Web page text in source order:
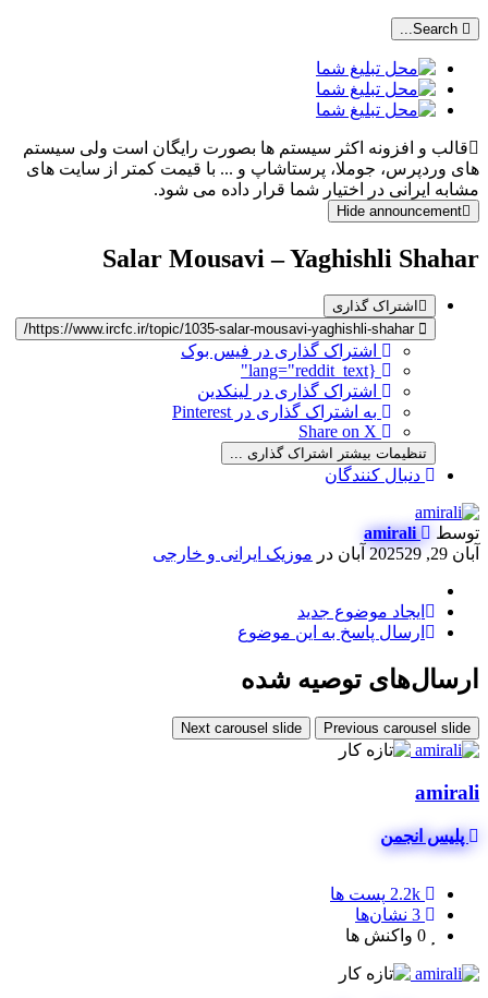
Search...
قالب و افزونه اکثر سیستم ها بصورت رایگان است ولی سیستم
های وردپرس، جوملا، پرستاشاپ و ... با قیمت کمتر از سایت های
مشابه ایرانی در اختیار شما قرار داده می شود.
Hide announcement
Salar Mousavi – Yaghishli Shahar
اشتراک گذاری
https://www.ircfc.ir/topic/1035-salar-mousavi-yaghishli-shahar/
اشتراک گذاری در فیس بوک
{lang="reddit_text"
اشتراک گذاری در لینکدین
به اشتراک گذاری در Pinterest
Share on X
تنظیمات بیشتر اشتراک گذاری ...
دنبال کنندگان
توسط
amirali
آبان 29, 2025
29 آبان در موزیک ایرانی و خارجی
ایجاد موضوع جدید
ارسال پاسخ به این موضوع
ارسال‌های توصیه شده
Previous carousel slide
Next carousel slide
amirali
پلیس انجمن
2.2k پست ها
3 نشان‌ها
0 واکنش ها